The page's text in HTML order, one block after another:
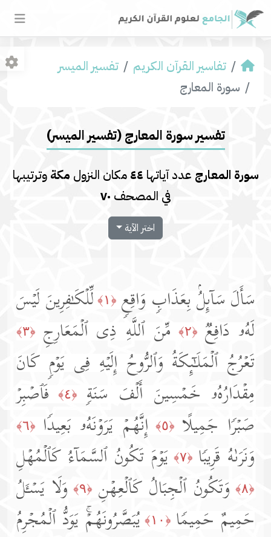
تفاسير القرآن الكريم
تفسير المیسر
سورة المعارج
تفسير سورة المعارج (تفسير المیسر)
سورة المعارج عدد آياتها٤٤ مكان النزول مكة وترتيبها
في المصحف ٧٠
اختر الآية
سَأَلَ سَاۤىِٕلُۢ بِعَذَابࣲ وَاقِعࣲ ﴿١﴾
لِّلۡكَـٰفِرِینَ لَیۡسَ
لَهُۥ دَافِعࣱ ﴿٢﴾ مِّنَ ٱللَّهِ ذِی ٱلۡمَعَارِجِ ﴿٣﴾
تَعۡرُجُ ٱلۡمَلَـٰۤىِٕكَةُ وَٱلرُّوحُ إِلَیۡهِ فِی یَوۡمࣲ كَانَ
مِقۡدَارُهُۥ خَمۡسِینَ أَلۡفَ سَنَةࣲ ﴿٤﴾
فَٱصۡبِرۡ
صَبۡرࣰا جَمِیلًا ﴿٥﴾ إِنَّهُمۡ یَرَوۡنَهُۥ بَعِیدࣰا ﴿٦﴾
وَنَرَىٰهُ قَرِیبࣰا ﴿٧﴾ یَوۡمَ تَكُونُ ٱلسَّمَاۤءُ كَٱلۡمُهۡلِ
﴿٨﴾ وَتَكُونُ ٱلۡجِبَالُ كَٱلۡعِهۡنِ ﴿٩﴾
وَلَا یَسۡـَٔلُ
حَمِیمٌ حَمِیمࣰا ﴿١٠﴾
یُبَصَّرُونَهُمۡۚ یَوَدُّ ٱلۡمُجۡرِمُ